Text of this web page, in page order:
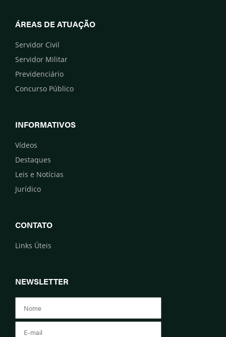
ÁREAS DE ATUAÇÃO
Servidor Civil
Servidor Militar
Previdenciário
Concurso Público
INFORMATIVOS
Vídeos
Destaques
Leis e Notícias
Jurídico
CONTATO
Links Úteis
NEWSLETTER